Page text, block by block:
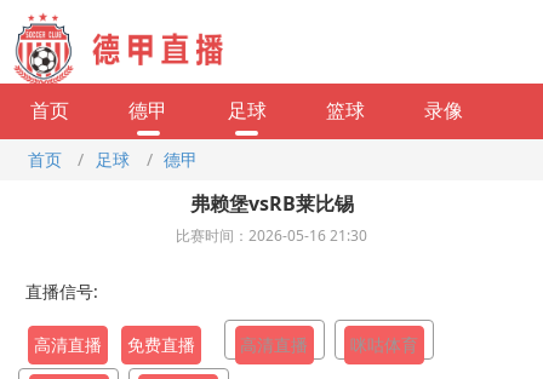
首页 德甲 足球 篮球 录像
首页 / 足球 / 德甲
弗赖堡vsRB莱比锡
比赛时间：2026-05-16 21:30
直播信号:
高清直播 免费直播 高清直播 咪咕体育